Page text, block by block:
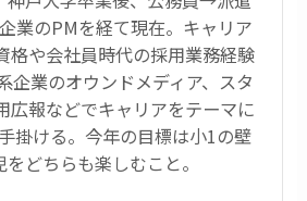
業のPMを経て現在。キャリア
格や会社員時代の採用業務経験
企業のオウンドメディア、スタ
広報などでキャリアをテーマに
掛ける。今年の目標は小1の壁
をどちらも楽しむこと。